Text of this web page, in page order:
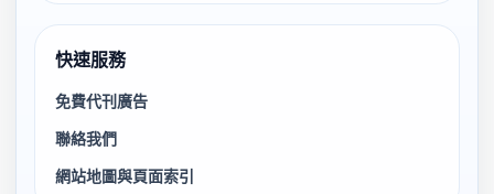
快速服務
免費代刊廣告
聯絡我們
網站地圖與頁面索引